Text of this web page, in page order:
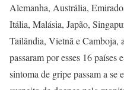
Alemanha, Austrália,
Itália, Malásia, Japão,
Tailândia, Vietnã e Camboja,
passaram por esses 16 países
sintoma de gripe passam a se